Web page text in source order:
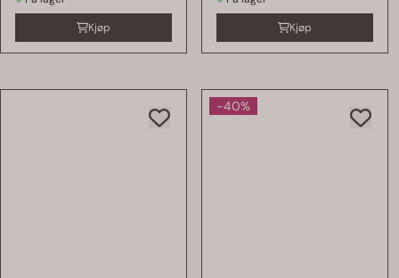
Kjøp
Kjøp
-40%